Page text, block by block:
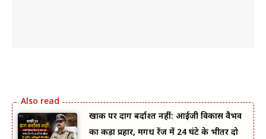
खाकी पर दाग बर्दाश्त नहीं: आईजी विकास वैभव
का कड़ा प्रहार, मगध रेंज में 24 घंटे के भीतर दो